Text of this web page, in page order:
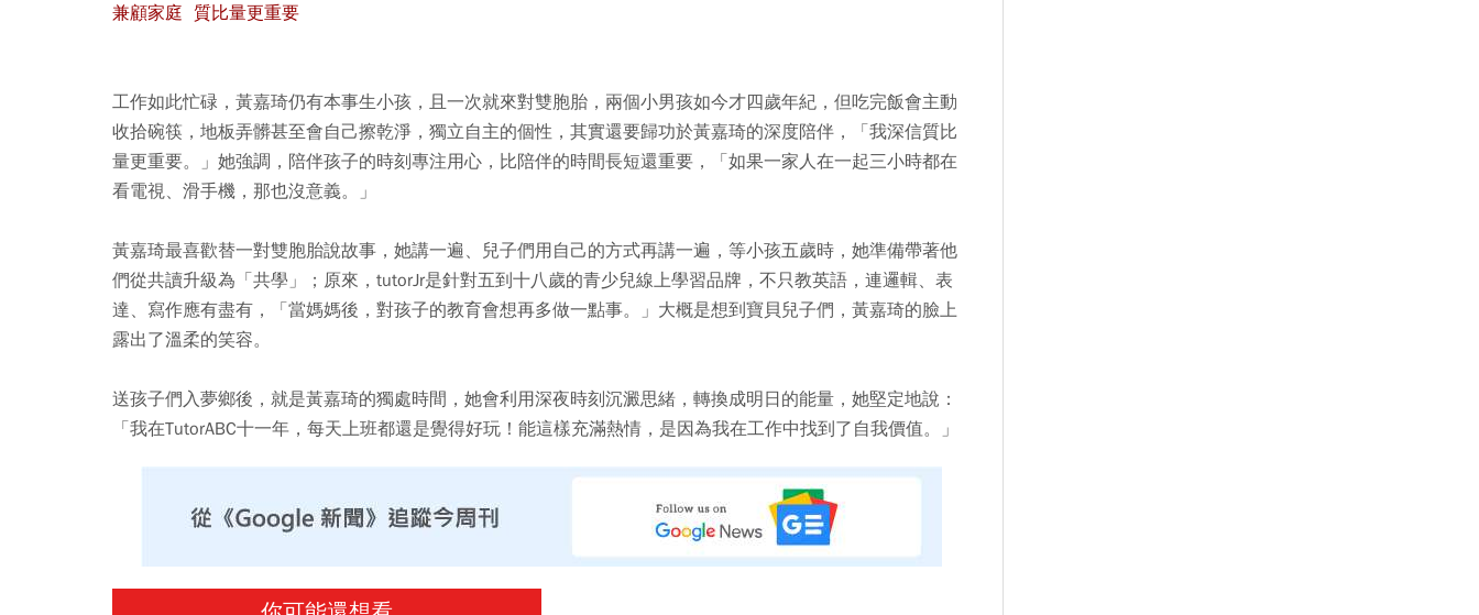
兼顧家庭 質比量更重要
工作如此忙碌，黃嘉琦仍有本事生小孩，且一次就來對雙胞胎，兩個小男孩如今才四歲年紀，但吃完飯會主動
收拾碗筷，地板弄髒甚至會自己擦乾淨，獨立自主的個性，其實還要歸功於黃嘉琦的深度陪伴，「我深信質比
量更重要。」她強調，陪伴孩子的時刻專注用心，比陪伴的時間長短還重要，「如果一家人在一起三小時都在
看電視、滑手機，那也沒意義。」
黃嘉琦最喜歡替一對雙胞胎說故事，她講一遍、兒子們用自己的方式再講一遍，等小孩五歲時，她準備帶著他
們從共讀升級為「共學」；原來，tutorJr是針對五到十八歲的青少兒線上學習品牌，不只教英語，連邏輯、表
達、寫作應有盡有，「當媽媽後，對孩子的教育會想再多做一點事。」大概是想到寶貝兒子們，黃嘉琦的臉上
露出了溫柔的笑容。
送孩子們入夢鄉後，就是黃嘉琦的獨處時間，她會利用深夜時刻沉澱思緒，轉換成明日的能量，她堅定地說：
「我在TutorABC十一年，每天上班都還是覺得好玩！能這樣充滿熱情，是因為我在工作中找到了自我價值。」